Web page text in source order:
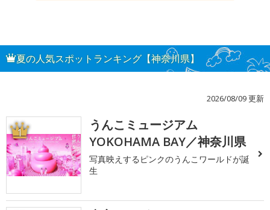
夏の人気スポットランキング【神奈川県】
2026/08/09 更新
1
うんこミュージアム
YOKOHAMA BAY／神奈川県
写真映えするピンクのうんこワールドが誕
生